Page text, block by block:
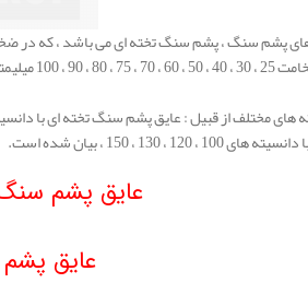
پشم سنگ ، پشم سنگ تخته ای می باشد ، که در
، 100 میلیمتر تولید و به فروش می رسد.
سنگ تخته ای با دانسیته 80 ، 100 ، 120 ، 130 ، 150 ، 200 ، 250 ، 300 ، 400
150 ، بیان شده است.
عایق پشم سنگ لحافی 5
عایق پشم